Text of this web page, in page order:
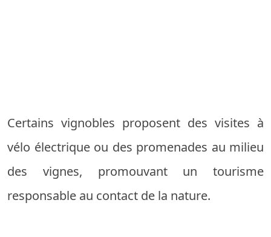
Certains vignobles proposent des visites à
vélo électrique ou des promenades au milieu
des vignes, promouvant un tourisme
responsable au contact de la nature.